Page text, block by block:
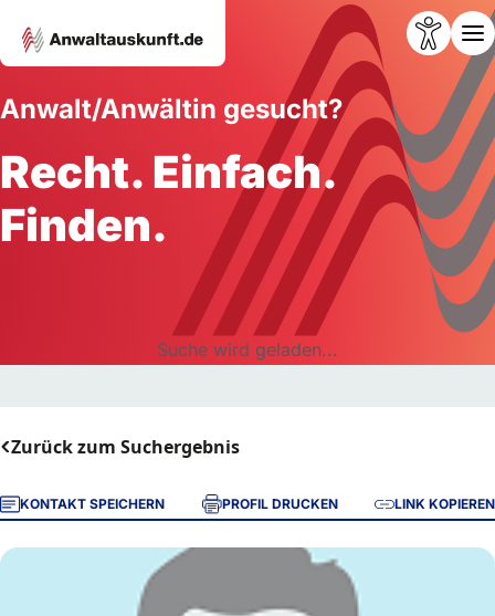
Anwalt/Anwältin gesucht?
Recht. Einfach.
Finden.
Suche wird geladen...
Zurück zum Suchergebnis
KONTAKT SPEICHERN PROFIL DRUCKEN LINK KOPIEREN